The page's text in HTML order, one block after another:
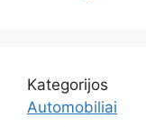
Kategorijos
Automobiliai